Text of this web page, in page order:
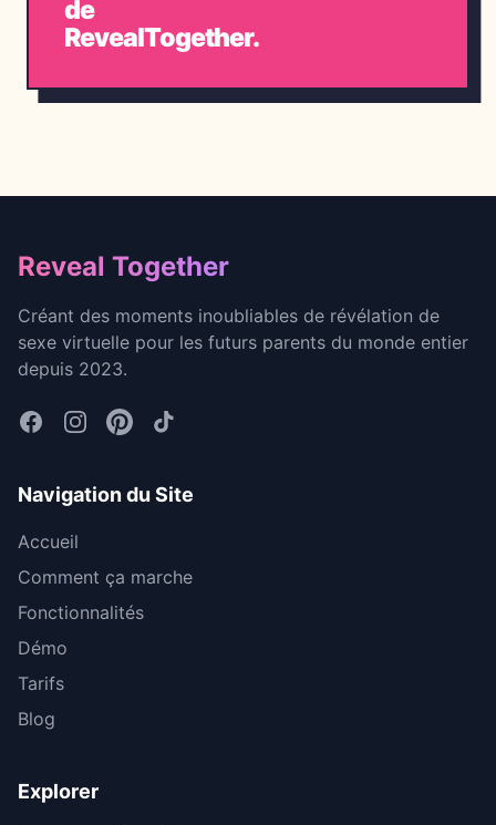
de
RevealTogether.
Footer
Reveal Together
Créant des moments inoubliables de révélation de
sexe virtuelle pour les futurs parents du monde entier
depuis 2023.
Navigation du Site
Accueil
Comment ça marche
Fonctionnalités
Démo
Tarifs
Blog
Explorer